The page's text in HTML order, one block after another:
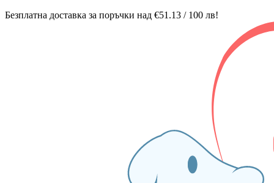
Безплатна доставка за поръчки над €51.13 / 100 лв!